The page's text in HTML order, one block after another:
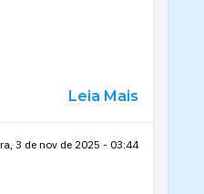
Leia Mais
3 de nov de 2025 - 03:44